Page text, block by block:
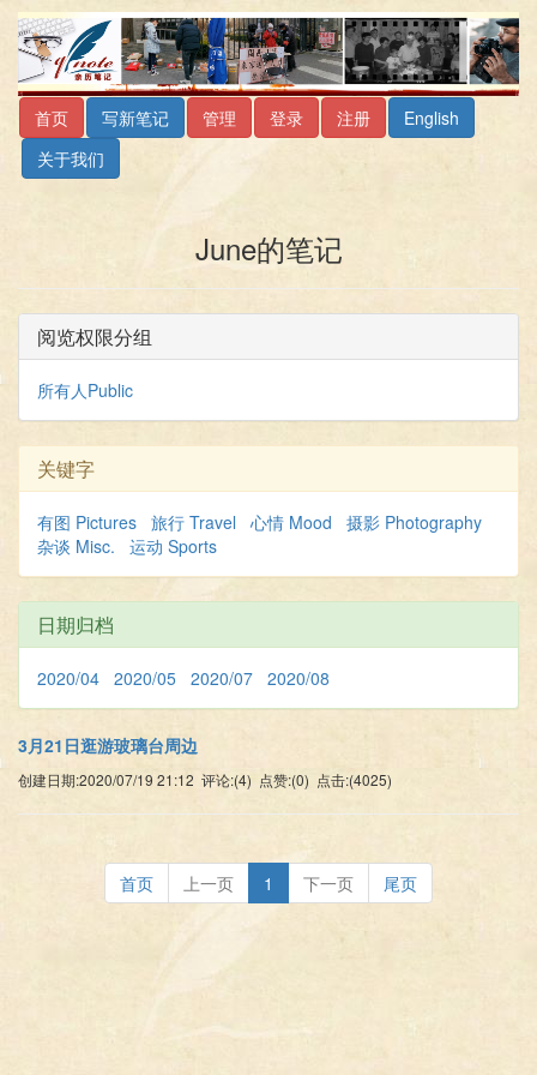
首页 写新笔记 管理 登录 注册
English
关于我们
June的笔记
阅览权限分组
所有人Public
关键字
有图 Pictures 旅行 Travel 心情 Mood 摄影 Photography
杂谈 Misc. 运动 Sports
日期归档
2020/04 2020/05 2020/07 2020/08
3月21日逛游玻璃台周边
创建日期:2020/07/19 21:12 评论:(4) 点赞:(0) 点击:(4025)
首页 上一页 1 下一页 尾页